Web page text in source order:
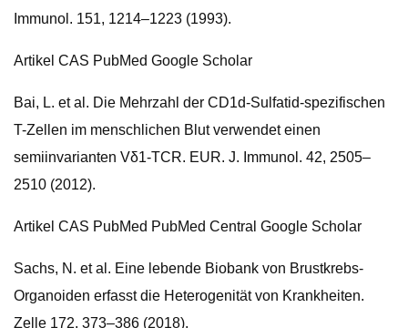
Immunol. 151, 1214–1223 (1993).
Artikel CAS PubMed Google Scholar
Bai, L. et al. Die Mehrzahl der CD1d-Sulfatid-spezifischen
T-Zellen im menschlichen Blut verwendet einen
semiinvarianten Vδ1-TCR. EUR. J. Immunol. 42, 2505–
2510 (2012).
Artikel CAS PubMed PubMed Central Google Scholar
Sachs, N. et al. Eine lebende Biobank von Brustkrebs-
Organoiden erfasst die Heterogenität von Krankheiten.
Zelle 172, 373–386 (2018).